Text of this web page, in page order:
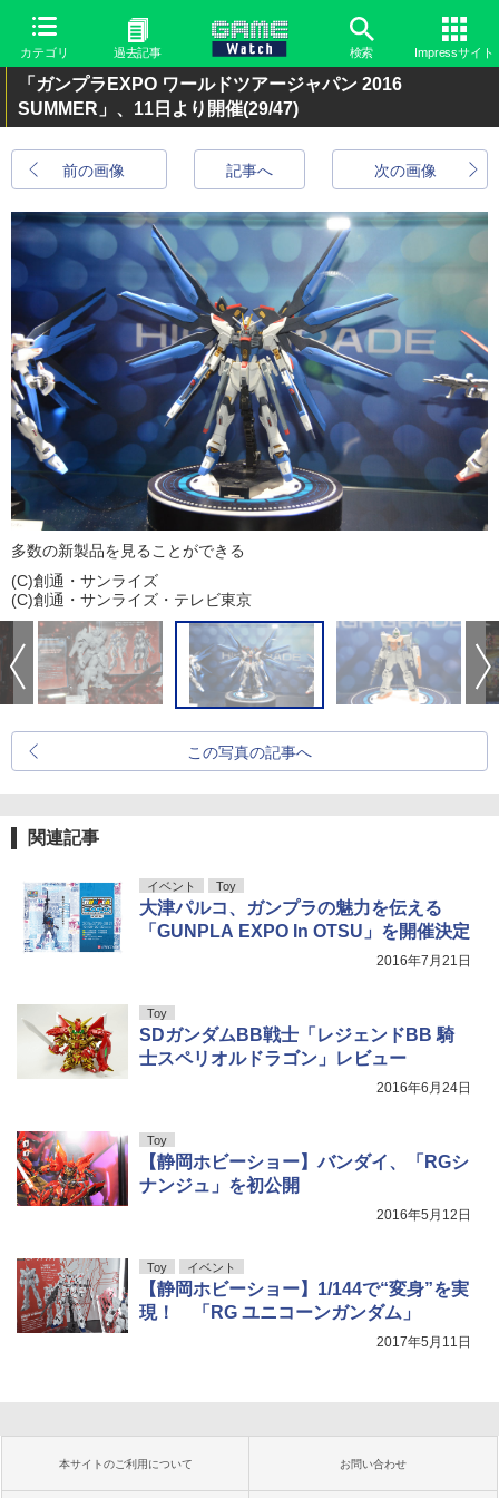
カテゴリ 過去記事 検索 Impressサイト
「ガンプラEXPO ワールドツアージャパン 2016
SUMMER」、11日より開催(29/47)
前の画像 次の画像
記事へ
多数の新製品を見ることができる
(C)創通・サンライズ
(C)創通・サンライズ・テレビ東京
この写真の記事へ
関連記事
イベント Toy
大津パルコ、ガンプラの魅力を伝える
「GUNPLA EXPO In OTSU」を開催決定
2016年7月21日
Toy
SDガンダムBB戦士「レジェンドBB 騎
士スペリオルドラゴン」レビュー
2016年6月24日
Toy
【静岡ホビーショー】バンダイ、「RGシ
ナンジュ」を初公開
2016年5月12日
Toy イベント
【静岡ホビーショー】1/144で“変身”を実
現！ 「RG ユニコーンガンダム」
2017年5月11日
本サイトのご利用について お問い合わせ